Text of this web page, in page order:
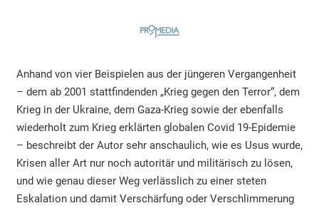
Anhand von vier Beispielen aus der jüngeren Vergangenheit
– dem ab 2001 stattfindenden „Krieg gegen den Terror“, dem
Krieg in der Ukraine, dem Gaza-Krieg sowie der ebenfalls
wiederholt zum Krieg erklärten globalen Covid 19-Epidemie
– beschreibt der Autor sehr anschaulich, wie es Usus wurde,
Krisen aller Art nur noch autoritär und militärisch zu lösen,
und wie genau dieser Weg verlässlich zu einer steten
Eskalation und damit Verschärfung oder Verschlimmerung